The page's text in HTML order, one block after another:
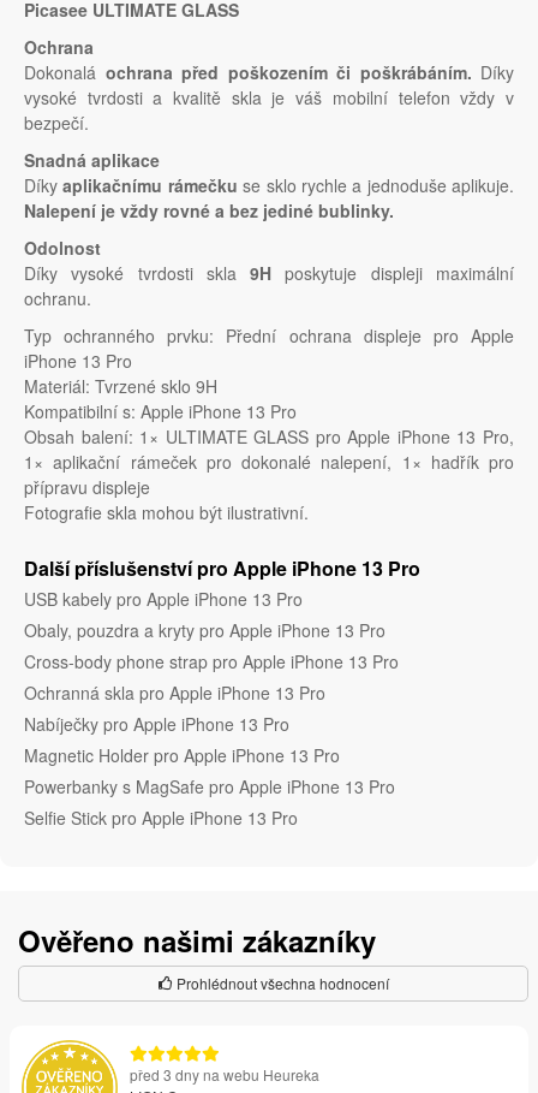
Picasee ULTIMATE GLASS
Ochrana
Dokonalá ochrana před poškozením či poškrábáním. Díky
vysoké tvrdosti a kvalitě skla je váš mobilní telefon vždy v
bezpečí.
Snadná aplikace
Díkyaplikačnímu rámečku se sklo rychle a jednoduše aplikuje.
Nalepení je vždy rovné a bez jediné bublinky.
Odolnost
Díky vysoké tvrdosti skla9H poskytuje displeji maximální
ochranu.
Typ ochranného prvku: Přední ochrana displeje pro Apple
iPhone 13 Pro
Materiál: Tvrzené sklo 9H
Kompatibilní s: Apple iPhone 13 Pro
Obsah balení: 1× ULTIMATE GLASS pro Apple iPhone 13 Pro,
1× aplikační rámeček pro dokonalé nalepení, 1× hadřík pro
přípravu displeje
Fotografie skla mohou být ilustrativní.
Další příslušenství pro Apple iPhone 13 Pro
USB kabely pro Apple iPhone 13 Pro
Obaly, pouzdra a kryty pro Apple iPhone 13 Pro
Cross-body phone strap pro Apple iPhone 13 Pro
Ochranná skla pro Apple iPhone 13 Pro
Nabíječky pro Apple iPhone 13 Pro
Magnetic Holder pro Apple iPhone 13 Pro
Powerbanky s MagSafe pro Apple iPhone 13 Pro
Selfie Stick pro Apple iPhone 13 Pro
Ověřeno našimi zákazníky
Prohlédnout všechna hodnocení
před 3 dny na webu Heureka